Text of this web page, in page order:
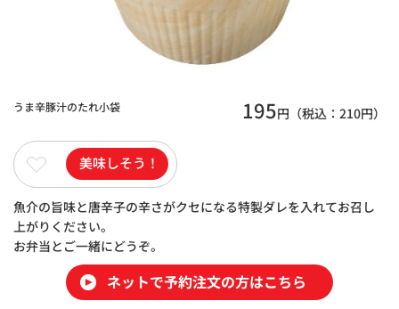
うま辛豚汁のたれ小袋 195円（税込： 210円）
美味しそう！
魚介の旨味と唐辛子の辛さがクセになる特製ダレを入れてお召し
上がりください。
お弁当とご一緒にどうぞ。
ネットで予約注文の方はこちら